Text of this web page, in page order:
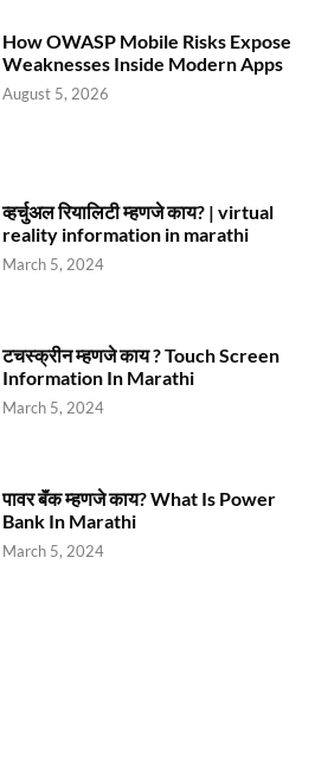
How OWASP Mobile Risks Expose
Weaknesses Inside Modern Apps
August 5, 2026
व्हर्चुअल रियालिटी म्हणजे काय? | virtual
reality information in marathi
March 5, 2024
टचस्क्रीन म्हणजे काय ? Touch Screen
Information In Marathi
March 5, 2024
पावर बॅंक म्हणजे काय? What Is Power
Bank In Marathi
March 5, 2024